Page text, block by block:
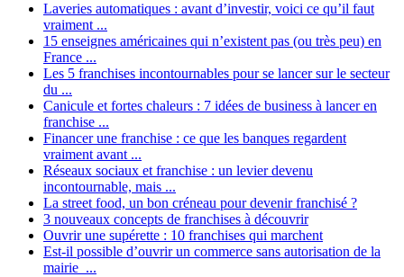
Laveries automatiques : avant d’investir, voici ce qu’il faut
vraiment ...
15 enseignes américaines qui n’existent pas (ou très peu) en
France ...
Les 5 franchises incontournables pour se lancer sur le secteur
du ...
Canicule et fortes chaleurs : 7 idées de business à lancer en
franchise ...
Financer une franchise : ce que les banques regardent
vraiment avant ...
Réseaux sociaux et franchise : un levier devenu
incontournable, mais ...
La street food, un bon créneau pour devenir franchisé ?
3 nouveaux concepts de franchises à découvrir
Ouvrir une supérette : 10 franchises qui marchent
Est-il possible d’ouvrir un commerce sans autorisation de la
mairie ...